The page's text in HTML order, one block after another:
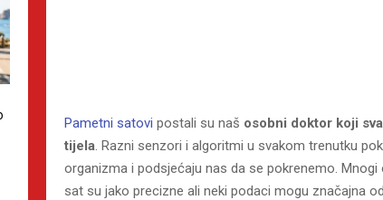
Pametni satovi postali su naš osobni doktor koji
tijela. Razni senzori i algoritmi u svakom trenutku
organizma i podsjećaju nas da se pokrenemo.
sat su jako precizne ali neki podaci mogu značajna